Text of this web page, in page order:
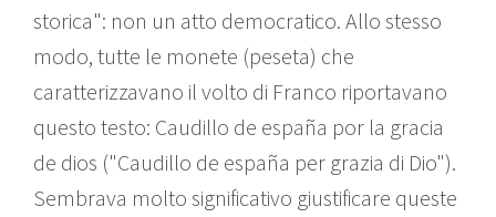
storica": non un atto democratico. Allo stesso
modo, tutte le monete (peseta) che
caratterizzavano il volto di Franco riportavano
questo testo: Caudillo de españa por la gracia
de dios ("Caudillo de españa per grazia di Dio").
Sembrava molto significativo giustificare queste